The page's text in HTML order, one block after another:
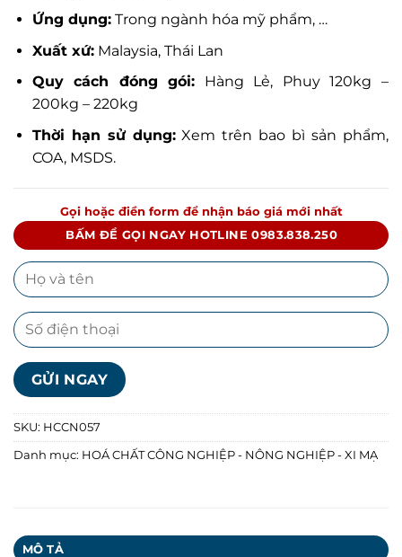
Ứng dụng:Trong ngành hóa mỹ phẩm, …
Xuất xứ:Malaysia, Thái Lan
Quy cách đóng gói: Hàng Lẻ, Phuy 120kg –
200kg – 220kg
Thời hạn sử dụng:Xem trên bao bì sản phẩm,
COA, MSDS.
Gọi hoặc điền form để nhận báo giá mới nhất
BẤM ĐỂ GỌI NGAY HOTLINE 0983.838.250
SKU: HCCN057
Danh mục: HOÁ CHẤT CÔNG NGHIỆP - NÔNG NGHIỆP - XI MẠ
MÔ TẢ